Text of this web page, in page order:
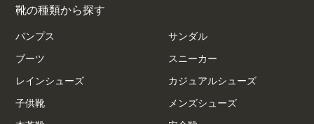
靴の種類から探す
パンプス サンダル
ブーツ スニーカー
レインシューズ カジュアルシューズ
子供靴 メンズシューズ